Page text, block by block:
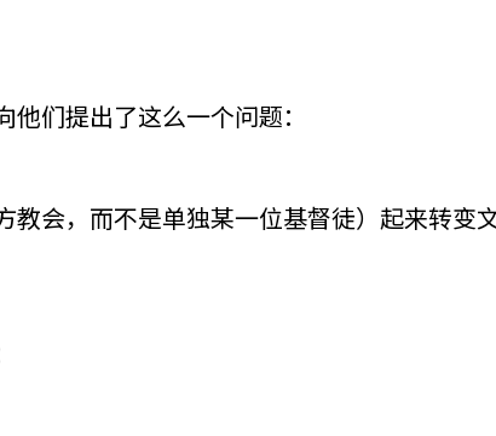
们提出了这么一个问题：
会，而不是单独某一位基督徒）起来转变